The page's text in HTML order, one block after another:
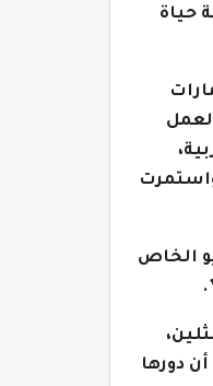
حياة
واستمرت
الخاص
دورها